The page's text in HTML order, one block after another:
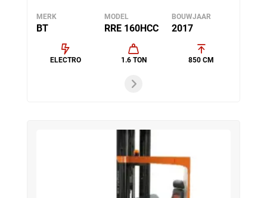
MERK
BT
MODEL
RRE 160HCC
BOUWJAAR
2017
ELECTRO 1.6 TON 850 CM